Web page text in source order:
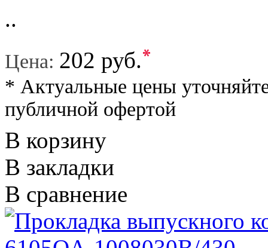
..
Цена: 202 руб.*
* Актуальные цены
публичной офертой
В корзину
В закладки
В сравнение